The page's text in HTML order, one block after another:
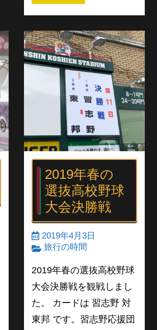
2019年春の
選抜高校野球
大会決勝戦
2019年4月3日
旅行の時間
2019年春の選抜高校野球
大会決勝戦を観戦しまし
た。 カードは 習志野 対
東邦 です。習志野応援団